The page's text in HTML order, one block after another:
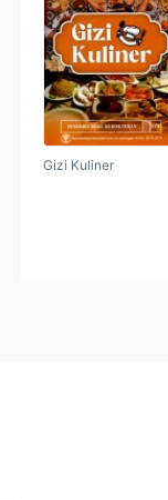
Gizi Kuliner